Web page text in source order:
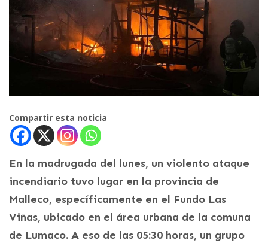
Compartir esta noticia
En la madrugada del lunes, un violento ataque
incendiario tuvo lugar en la provincia de
Malleco, específicamente en el Fundo Las
Viñas, ubicado en el área urbana de la comuna
de Lumaco. A eso de las 05:30 horas, un grupo